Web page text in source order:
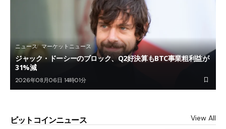
ニュース マーケットニュース
ジャック・ドーシーのブロック、Q2好決算もBTC事業粗利益が
31%減
2026年08月06日 14時01分
ビットコインニュース View All